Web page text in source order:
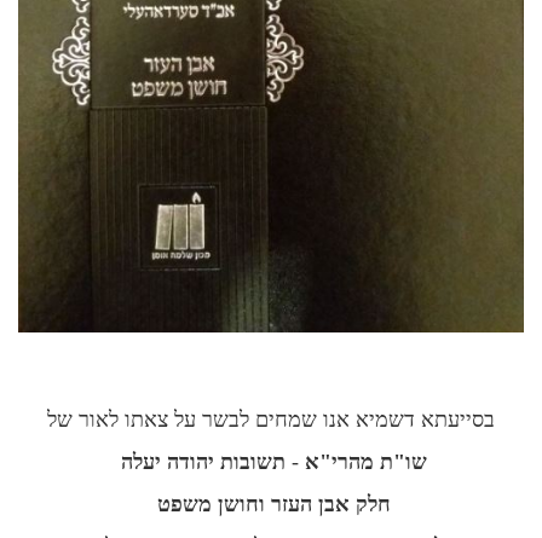
בסייעתא דשמיא אנו שמחים לבשר על צאתו לאור של
שו"ת מהרי"א - תשובות יהודה יעלה
חלק אבן העזר וחושן משפט